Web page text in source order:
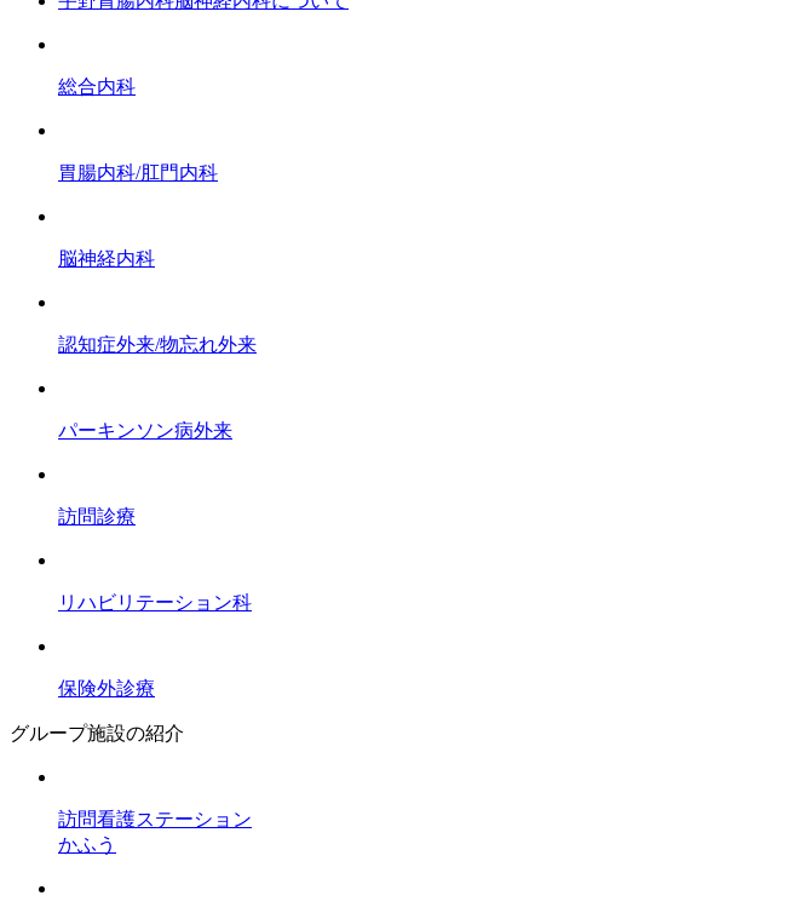
総合内科
胃腸内科/肛門内科
脳神経内科
認知症外来/物忘れ外来
パーキンソン病外来
訪問診療
リハビリテーション科
保険外診療
グループ施設の紹介
訪問看護ステーション
かふう